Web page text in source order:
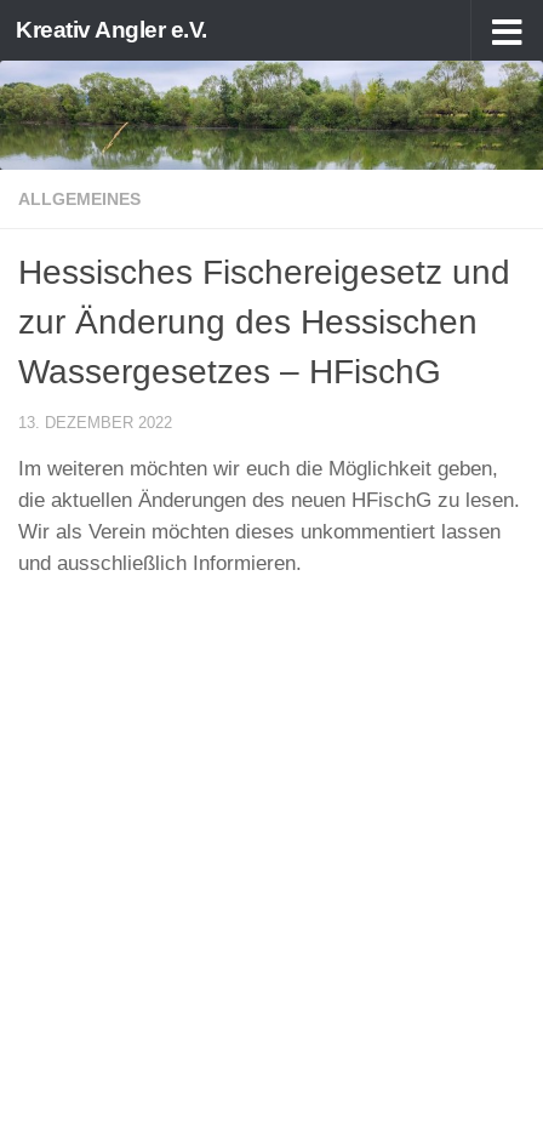
Zum Inhalt springen
Kreativ Angler e.V.
ALLGEMEINES
Hessisches Fischereigesetz und
zur Änderung des Hessischen
Wassergesetzes – HFischG
13. DEZEMBER 2022
Im weiteren möchten wir euch die Möglichkeit geben,
die aktuellen Änderungen des neuen HFischG zu lesen.
Wir als Verein möchten dieses unkommentiert lassen
und ausschließlich Informieren.